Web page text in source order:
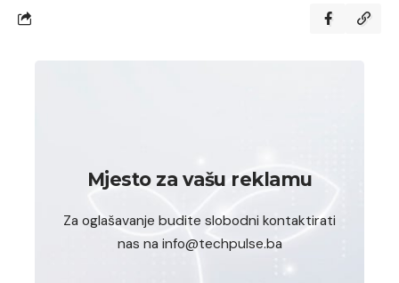
Mjesto za vašu reklamu
Za oglašavanje budite slobodni kontaktirati
nas na info@techpulse.ba